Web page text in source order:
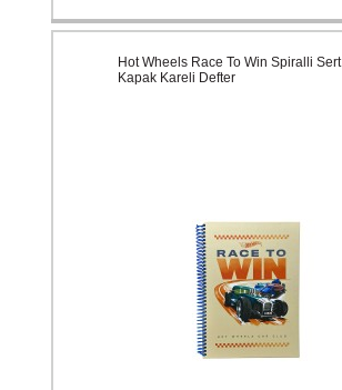
Hot Wheels Race To Win Spiralli Sert
Kapak Kareli Defter